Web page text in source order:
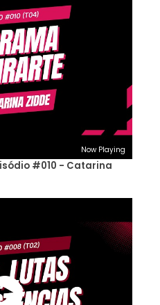
Now Playing
#010 - Catarina